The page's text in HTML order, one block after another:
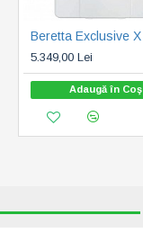
5.349,00 Lei
Adaugă în Coş